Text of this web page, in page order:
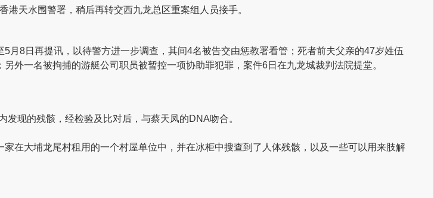
天水围警署，稍后再转交西九龙总区重案组人员接手。
月8日再提讯，以待警方进一步调查，其间4名被告交由惩教署看管；死者前夫父亲的47岁姓伍
外一名被拘捕的游艇公司职员被暂控一项协助罪犯罪，案件6日在九龙城裁判法院提堂。
现的残骸，经检验及比对后，与蔡天凤的DNA吻合。
在大埔龙尾村租用的一个村屋单位中，并在冰柜中搜查到了人体残骸，以及一些可以用来肢解